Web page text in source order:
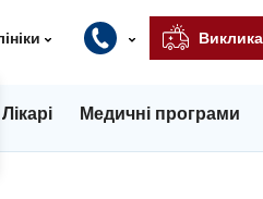
Лікарі Медичні програми